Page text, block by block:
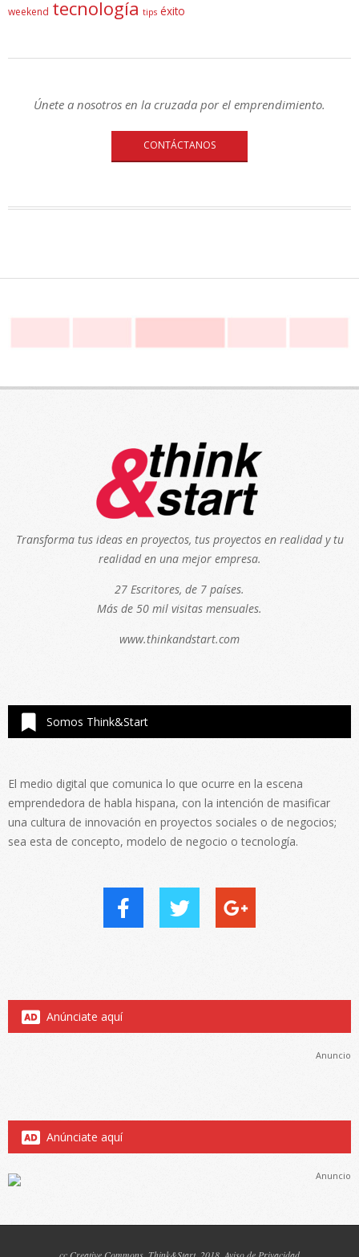
weekend tecnología tips éxito
Únete a nosotros en la cruzada por el emprendimiento.
CONTÁCTANOS
Transforma tus ideas en proyectos, tus proyectos en realidad y tu
realidad en una mejor empresa.
27 Escritores, de 7 países.
Más de 50 mil visitas mensuales.
www.thinkandstart.com
Somos Think&Start
El medio digital que comunica lo que ocurre en la escena
emprendedora de habla hispana, con la intención de masificar
una cultura de innovación en proyectos sociales o de negocios;
sea esta de concepto, modelo de negocio o tecnología.
Anúnciate aquí
Anuncio
Anúnciate aquí
Anuncio